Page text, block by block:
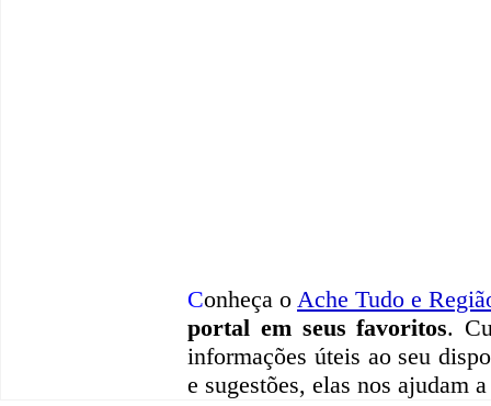
Conheça o Ache Tudo e
portal em seus favoritos.
informações úteis ao seu
e sugestões, elas nos ajudam